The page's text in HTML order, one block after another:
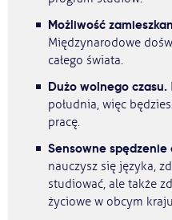
Możliwość
Międzynarodowe
całego świata.
Dużo wolnego czasu.
południa, więc
pracę.
Sensowne spędzenie
nauczysz się języka,
studiować, ale także
życiowe w obcym